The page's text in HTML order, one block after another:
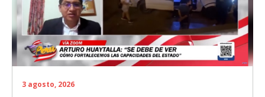
3 agosto, 2026